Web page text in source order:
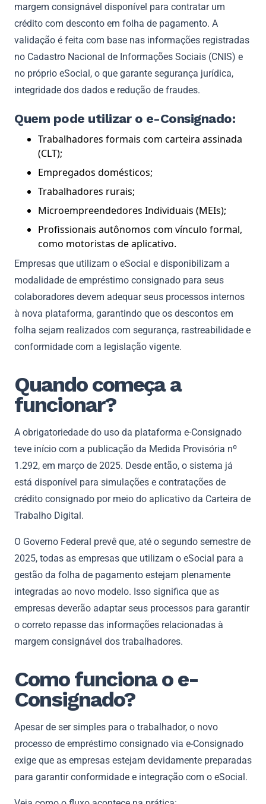
margem consignável disponível para contratar um
crédito com desconto em folha de pagamento. A
validação é feita com base nas informações registradas
no Cadastro Nacional de Informações Sociais (CNIS) e
no próprio eSocial, o que garante segurança jurídica,
integridade dos dados e redução de fraudes.
Quem pode utilizar o e-Consignado:
Trabalhadores formais com carteira assinada
(CLT);
Empregados domésticos;
Trabalhadores rurais;
Microempreendedores Individuais (MEIs);
Profissionais autônomos com vínculo formal,
como motoristas de aplicativo.
Empresas que utilizam o eSocial e disponibilizam a
modalidade de empréstimo consignado para seus
colaboradores devem adequar seus processos internos
à nova plataforma, garantindo que os descontos em
folha sejam realizados com segurança, rastreabilidade e
conformidade com a legislação vigente.
Quando começa a
funcionar?
A obrigatoriedade do uso da plataforma e-Consignado
teve início com a publicação da Medida Provisória nº
1.292, em março de 2025. Desde então, o sistema já
está disponível para simulações e contratações de
crédito consignado por meio do aplicativo da Carteira de
Trabalho Digital.
O Governo Federal prevê que, até o segundo semestre de
2025, todas as empresas que utilizam o eSocial para a
gestão da folha de pagamento estejam plenamente
integradas ao novo modelo. Isso significa que as
empresas deverão adaptar seus processos para garantir
o correto repasse das informações relacionadas à
margem consignável dos trabalhadores.
Como funciona o e-
Consignado?
Apesar de ser simples para o trabalhador, o novo
processo de empréstimo consignado via e-Consignado
exige que as empresas estejam devidamente preparadas
para garantir conformidade e integração com o eSocial.